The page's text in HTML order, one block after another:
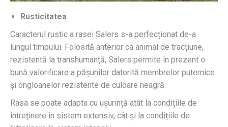
Rusticitatea
Caracterul rustic a rasei Salers s-a perfecționat de-a
lungul timpului. Folosită anterior ca animal de tracțiune,
rezistentă la transhumanță, Salers permite în prezent o
bună valorificare a pășunilor datorită membrelor puternice
și ongloanelor rezistente de culoare neagră.
Rasa se poate adapta cu ușurință atât la condițiile de
întreținere în sistem extensiv, cât și la condițiile de